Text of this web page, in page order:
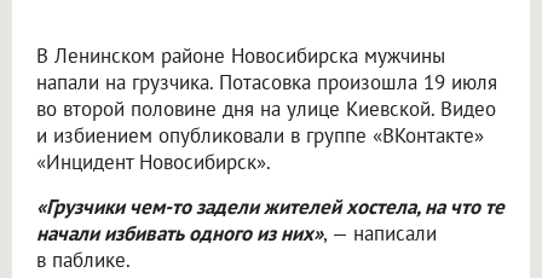
В Ленинском районе Новосибирска мужчины
напали на грузчика. Потасовка произошла 19 июля
во второй половине дня на улице Киевской. Видео
и избиением опубликовали в группе «ВКонтакте»
«Инцидент Новосибирск».
«Грузчики чем-то задели жителей хостела, на что те
начали избивать одного из них», — написали
в паблике.